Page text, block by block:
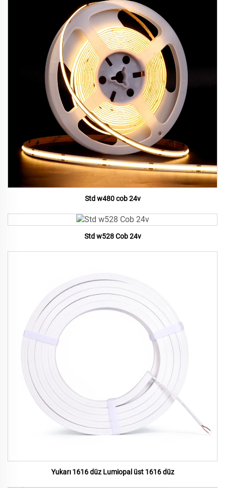
Std w480 cob 24v
Std w528 Cob 24v
Yukarı 1616 düz Lumiopal üst 1616 düz